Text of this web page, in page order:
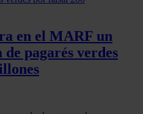
en el MARF un
pagarés verdes